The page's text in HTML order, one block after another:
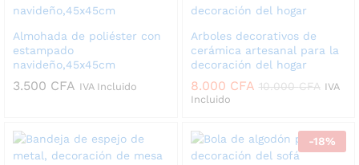
Almohada de poliéster con
estampado
navideño,45x45cm
3.500 CFA IVA Incluido
Arboles decorativos de
cerámica artesanal para la
decoración del hogar
8.000 CFA 10.000CFA IVA
Incluido
-18%